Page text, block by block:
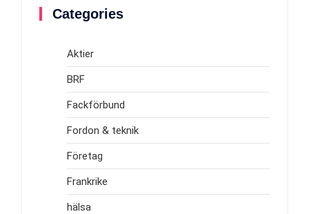
Categories
Aktier
BRF
Fackförbund
Fordon & teknik
Företag
Frankrike
hälsa